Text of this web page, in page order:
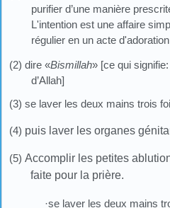
purifier d’une manière
L'intention est une affaire
régulier en un acte
(2) dire «Bismillah» [ce qui
d’Allah]
(3) se laver les deux mains trois
(4) puis laver les organes
(5) Accomplir les petites
faite pour la prière.
·se laver les deux mains